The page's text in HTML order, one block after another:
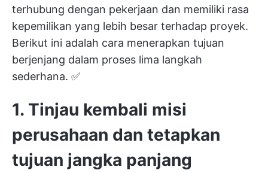
terhubung dengan pekerjaan dan memiliki rasa
kepemilikan yang lebih besar terhadap proyek.
Berikut ini adalah cara menerapkan tujuan
berjenjang dalam proses lima langkah
sederhana. ✅
1. Tinjau kembali misi
perusahaan dan tetapkan
tujuan jangka panjang